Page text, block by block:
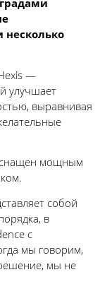
—
улучшает
выравнивая
мощным
собой
в
с
мы говорим,
мы не